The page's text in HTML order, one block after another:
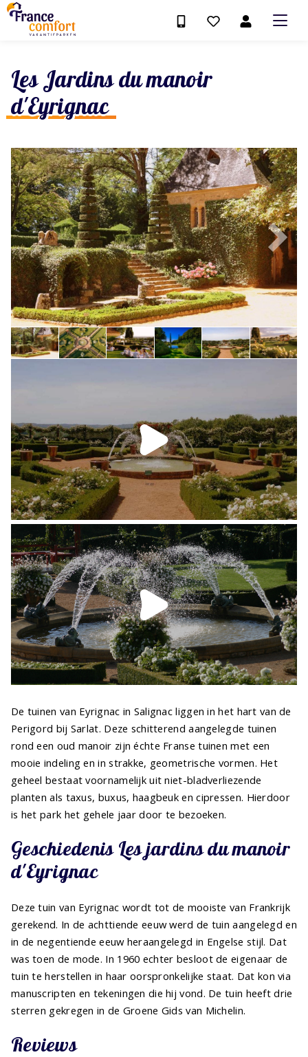
Les Jardins du manoir
d'Eyrignac
De tuinen van Eyrignac in Salignac liggen in het hart van de
Perigord bij Sarlat. Deze schitterend aangelegde tuinen
rond een oud manoir zijn échte Franse tuinen met een
mooie indeling en in strakke, geometrische vormen. Het
geheel bestaat voornamelijk uit niet-bladverliezende
planten als taxus, buxus, haagbeuk en cipressen. Hierdoor
is het park het gehele jaar door te bezoeken.
Geschiedenis Les jardins du manoir
d'Eyrignac
Deze tuin van Eyrignac wordt tot de mooiste van Frankrijk
gerekend. In de achttiende eeuw werd de tuin aangelegd en
in de negentiende eeuw heraangelegd in Engelse stijl. Dat
was toen de mode. In 1960 echter besloot de eigenaar de
tuin te herstellen in haar oorspronkelijke staat. Dat kon via
manuscripten en tekeningen die hij vond. De tuin heeft drie
sterren gekregen in de Groene Gids van Michelin.
Reviews